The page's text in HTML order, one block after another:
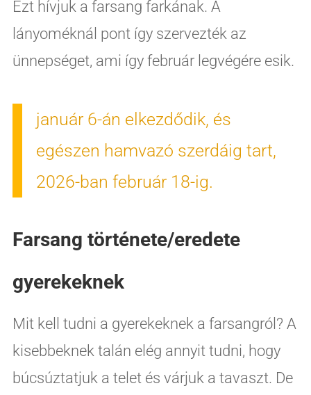
Ezt hívjuk a farsang farkának. A
lányoméknál pont így szervezték az
ünnepséget, ami így február legvégére esik.
január 6-án elkezdődik, és
egészen hamvazó szerdáig tart,
2026-ban február 18-ig.
Farsang története/eredete
gyerekeknek
Mit kell tudni a gyerekeknek a farsangról? A
kisebbeknek talán elég annyit tudni, hogy
búcsúztatjuk a telet és várjuk a tavaszt. De